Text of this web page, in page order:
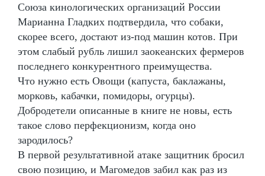
Союза кинологических организаций России
Марианна Гладких подтвердила, что собаки,
скорее всего, достают из-под машин котов. При
этом слабый рубль лишил заокеанских фермеров
последнего конкурентного преимущества.
Что нужно есть Овощи (капуста, баклажаны,
морковь, кабачки, помидоры, огурцы).
Добродетели описанные в книге не новы, есть
такое слово перфекционизм, когда оно
зародилось?
В первой результативной атаке защитник бросил
свою позицию, и Магомедов забил как раз из